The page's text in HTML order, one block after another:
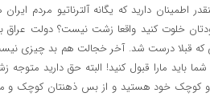
اطمینان دارید که یگانه آلترناتیو مردم
خلوت کنید واقعا زشت نیست؟ دولت عراق
قبلا درست شد. آخر خجالت هم بد چیزی
باید مارا قبول کنید! البته حق دارید
کوچک خود هستید و از بس ذهنتان کوچک و